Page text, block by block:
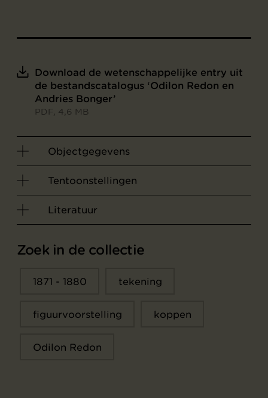
Download de wetenschappelijke entry uit
de bestandscatalogus ‘Odilon Redon en
Andries Bonger’
PDF, 4,6 MB
Objectgegevens
Tentoonstellingen
Literatuur
Zoek in de collectie
1871 - 1880 tekening
figuurvoorstelling koppen
Odilon Redon